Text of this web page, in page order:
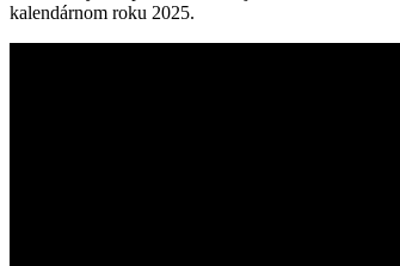
kalendárnom roku 2025.